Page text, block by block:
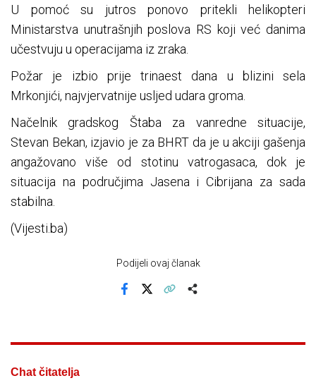
U pomoć su jutros ponovo pritekli helikopteri
Ministarstva unutrašnjih poslova RS koji već danima
učestvuju u operacijama iz zraka.
Požar je izbio prije trinaest dana u blizini sela
Mrkonjići, najvjervatnije usljed udara groma.
Načelnik gradskog Štaba za vanredne situacije,
Stevan Bekan, izjavio je za BHRT da je u akciji gašenja
angažovano više od stotinu vatrogasaca, dok je
situacija na područjima Jasena i Cibrijana za sada
stabilna.
(Vijesti.ba)
Podijeli ovaj članak
Chat čitatelja